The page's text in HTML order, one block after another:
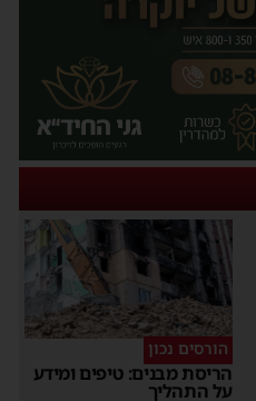
הורסים נכון
הריסת מבנים: טיפים ומידע
על התהליך